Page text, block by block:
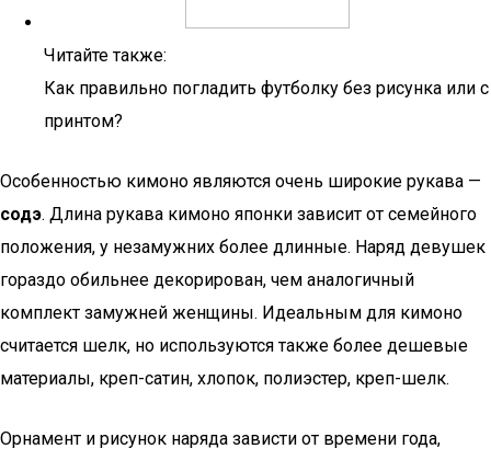
Читайте также:
Как правильно погладить футболку без рисунка или с
принтом?
Особенностью кимоно являются очень широкие рукава —
содэ. Длина рукава кимоно японки зависит от семейного
положения, у незамужних более длинные. Наряд девушек
гораздо обильнее декорирован, чем аналогичный
комплект замужней женщины. Идеальным для кимоно
считается шелк, но используются также более дешевые
материалы, креп-сатин, хлопок, полиэстер, креп-шелк.
Орнамент и рисунок наряда зависти от времени года,